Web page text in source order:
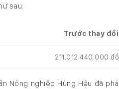
sau:
Trước thay đổi
211.012.440.000
Nông nghiệp Hùng Hậu đã